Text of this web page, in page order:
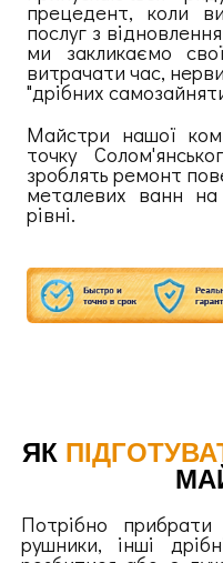
прецедент, коли
послуг з
ми закликаємо
витрачати час,
"дрібних
Майстри нашої
точку
зроблять ремонт
металевих ванн
рівні.
ЯК
Потрібно прибрати
рушники, інші